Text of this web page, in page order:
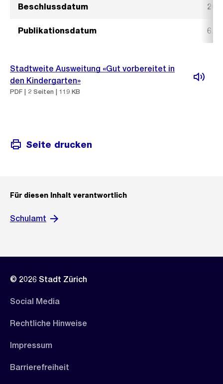
Beschlussdatum 20.
Publikationsdatum 6.
Stadtweite Ausweitung «Gut vorbereitet in
den Kindergarten»
PDF | 2 Seiten | 119 KB
Seite drucken
Für diesen Inhalt verantwortlich
Schulamt
© 2026 Stadt Zürich
Social Media
Rechtliche Hinweise
Impressum
Barrierefreiheit